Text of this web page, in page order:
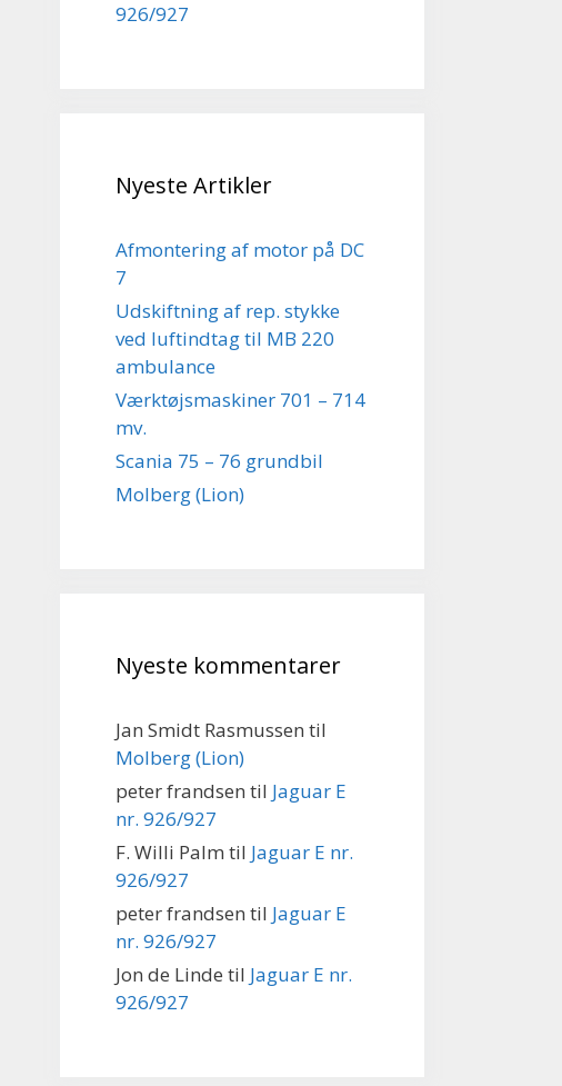
926/927
Nyeste Artikler
Afmontering af motor på DC
7
Udskiftning af rep. stykke
ved luftindtag til MB 220
ambulance
Værktøjsmaskiner 701 – 714
mv.
Scania 75 – 76 grundbil
Molberg (Lion)
Nyeste kommentarer
Jan Smidt Rasmussen til
Molberg (Lion)
peter frandsen til Jaguar E
nr. 926/927
F. Willi Palm til Jaguar E nr.
926/927
peter frandsen til Jaguar E
nr. 926/927
Jon de Linde til Jaguar E nr.
926/927